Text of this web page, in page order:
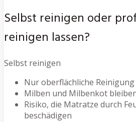
Selbst reinigen oder
reinigen lassen?
Selbst reinigen
Nur oberflächliche
Milben und Milbenkot
Risiko, die Matratze durch
beschädigen